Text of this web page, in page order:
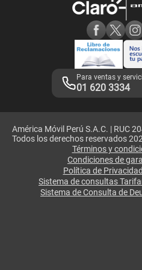
Adquirientes iPhone 6, 6S y SE
Mensaje de Seguridad
Términos y Condiciones de Tienda
Libro de Reclamaciones
Legales de marketplace
Para ventas y
01 620 3334
América Móvil Perú S.A.C. | RUC
Todos los derechos reservados
Términos y
Condiciones de
Política de Privacidad
Sistema de consultas
Sistema de Consulta de